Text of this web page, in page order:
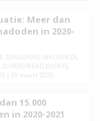
Meer dan
in 2020-
EVALUATIE INFLUENZA
SUPERSPREAD EVENTS,
01 maart 2025
15.000
in 2020-2021